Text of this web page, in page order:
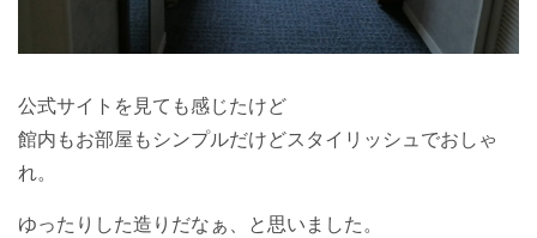
公式サイトを見ても感じたけど
館内もお部屋もシンプルだけどスタイリッシュでおしゃ
れ。
ゆったりした造りだなぁ、と思いました。